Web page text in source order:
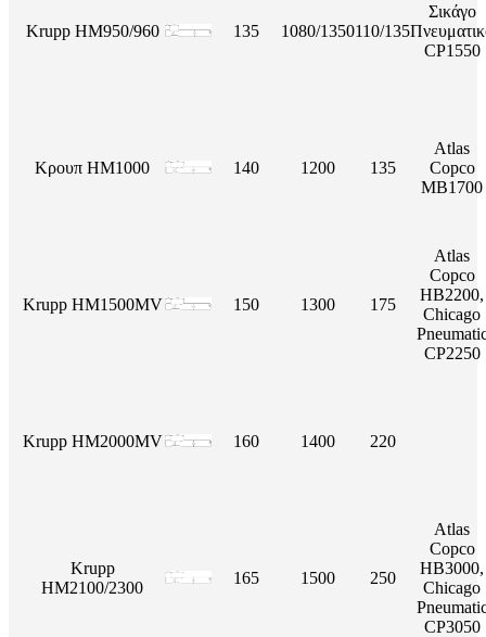
Krupp HM950/960 135 1080/1350110/135
Σικάγο
CP1550
Κρουπ HM1000 140 1200 135
Atlas
Copco
MB1700
Krupp HM1500MV 150 1300 175
Atlas
Copco
HB2200,
Chicago
CP2250
Krupp HM2000MV 160 1400 220
Krupp
HM2100/2300
165 1500 250
Atlas
Copco
HB3000,
Chicago
CP3050